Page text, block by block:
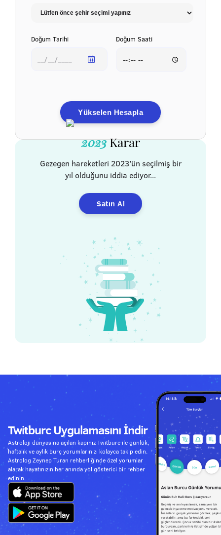
Doğum Tarihi Doğum Saati
Yükselen Hesapla
2023Karar
Gezegen hareketleri 2023’ün seçilmiş bir
yıl olduğunu iddia ediyor...
Satın Al
Twitburc Uygulamasını İndir
Astroloji dünyasına açılan kapınız Twitburc ile günlük,
haftalık ve aylık burç yorumlarınızı kolayca takip edin.
Astrolog Zeynep Turan rehberliğinde özel yorumlar
alarak hayatınızın her anında yol gösterici bir rehber
edinin.